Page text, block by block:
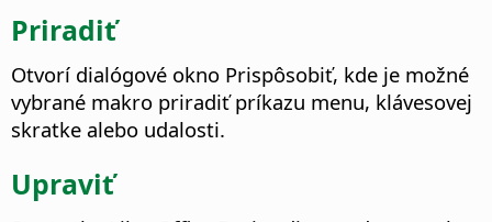
Priradiť
Otvorí dialógové okno Prispôsobiť, kde je možné
vybrané makro priradiť príkazu menu, klávesovej
skratke alebo udalosti.
Upraviť